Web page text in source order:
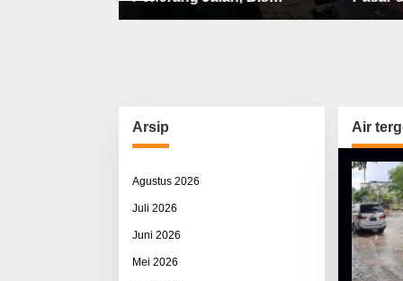
Sekolah, Jalan Rusak Berat
Arsip
Agustus 2026
Juli 2026
Juni 2026
Mei 2026
Air